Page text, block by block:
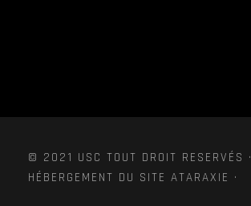
© 2021 USC TOUT DROIT RESERVÉS ·
HÉBERGEMENT DU SITE ATARAXIE ·